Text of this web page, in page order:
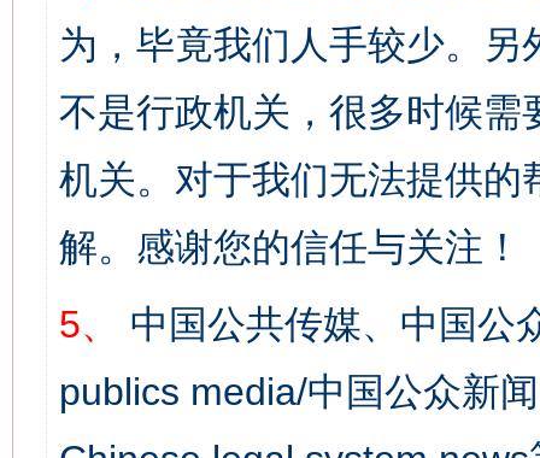
为，毕竟我们人手较少。
不是行政机关，很多时候
机关。对于我们无法提供
解。感谢您的信任与关注！
5、
中国公共传媒、中国公
publics media/中国公众新